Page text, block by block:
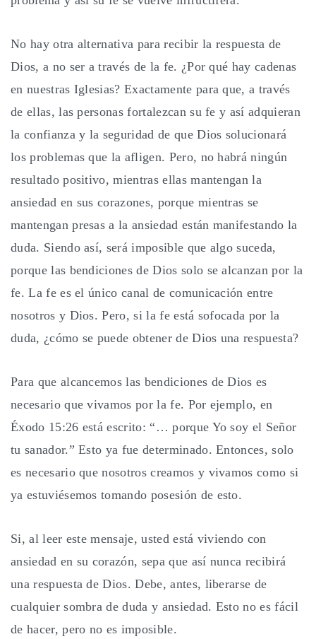
No hay otra alternativa para recibir la respuesta de
Dios, a no ser a través de la fe. ¿Por qué hay cadenas
en nuestras Iglesias? Exactamente para que, a través
de ellas, las personas fortalezcan su fe y así adquieran
la confianza y la seguridad de que Dios solucionará
los problemas que la afligen. Pero, no habrá ningún
resultado positivo, mientras ellas mantengan la
ansiedad en sus corazones, porque mientras se
mantengan presas a la ansiedad están manifestando la
duda. Siendo así, será imposible que algo suceda,
porque las bendiciones de Dios solo se alcanzan por la
fe. La fe es el único canal de comunicación entre
nosotros y Dios. Pero, si la fe está sofocada por la
duda, ¿cómo se puede obtener de Dios una respuesta?
Para que alcancemos las bendiciones de Dios es
necesario que vivamos por la fe. Por ejemplo, en
Éxodo 15:26 está escrito: “… porque Yo soy el Señor
tu sanador.” Esto ya fue determinado. Entonces, solo
es necesario que nosotros creamos y vivamos como si
ya estuviésemos tomando posesión de esto.
Si, al leer este mensaje, usted está viviendo con
ansiedad en su corazón, sepa que así nunca recibirá
una respuesta de Dios. Debe, antes, liberarse de
cualquier sombra de duda y ansiedad. Esto no es fácil
de hacer, pero no es imposible.